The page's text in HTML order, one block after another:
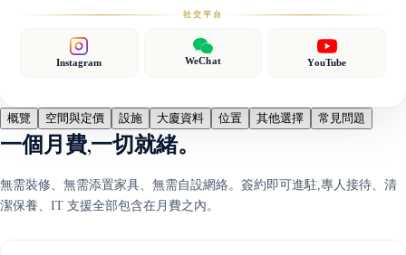
社交平台
Instagram WeChat YouTube
概覽 空間與定價 設施 大廈資料 位置 其他選擇 常見問題
一個月費,一切就緒。
無需裝修、無需添置家具、無需自設網絡。簽約即可進駐,專人接待、清
潔保養、IT 支援全部包含在月費之內。